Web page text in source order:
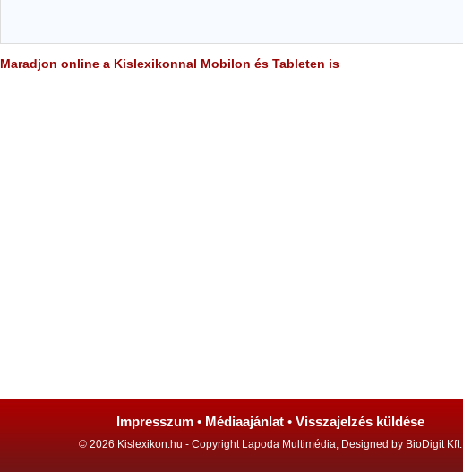
Maradjon online a Kislexikonnal Mobilon és Tableten is
Impresszum • Médiaajánlat • Visszajelzés küldése
© 2026 Kislexikon.hu - Copyright Lapoda Multimédia, Designed by BioDigit Kft.